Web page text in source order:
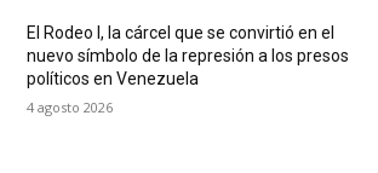
El Rodeo I, la cárcel que se convirtió en el
nuevo símbolo de la represión a los presos
políticos en Venezuela
4 agosto 2026